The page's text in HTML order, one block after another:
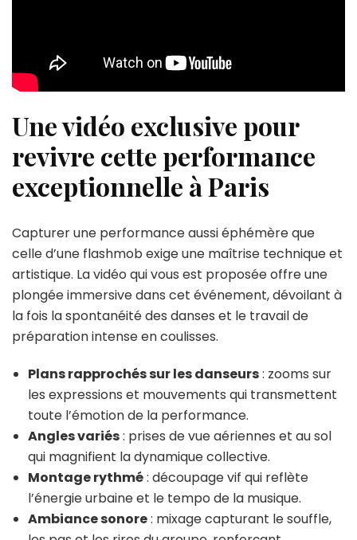
Une vidéo exclusive pour
revivre cette performance
exceptionnelle à Paris
Capturer une performance aussi éphémère que
celle d’une flashmob exige une maîtrise technique et
artistique. La vidéo qui vous est proposée offre une
plongée immersive dans cet événement, dévoilant à
la fois la spontanéité des danses et le travail de
préparation intense en coulisses.
Plans rapprochés sur les danseurs: zooms sur
les expressions et mouvements qui transmettent
toute l’émotion de la performance.
Angles variés: prises de vue aériennes et au sol
qui magnifient la dynamique collective.
Montage rythmé: découpage vif qui reflète
l’énergie urbaine et le tempo de la musique.
Ambiance sonore: mixage capturant le souffle,